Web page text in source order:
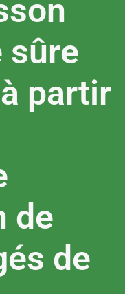
sûre
partir
de
de